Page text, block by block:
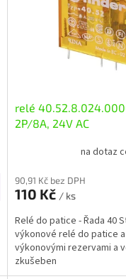
relé
2P/8A, 24V AC
na dotaz
90,91 Kč bez DPH
110 Kč / ks
Relé do patice - Řada 40
výkonové relé do patice
výkonovými rezervami a
zkušeben